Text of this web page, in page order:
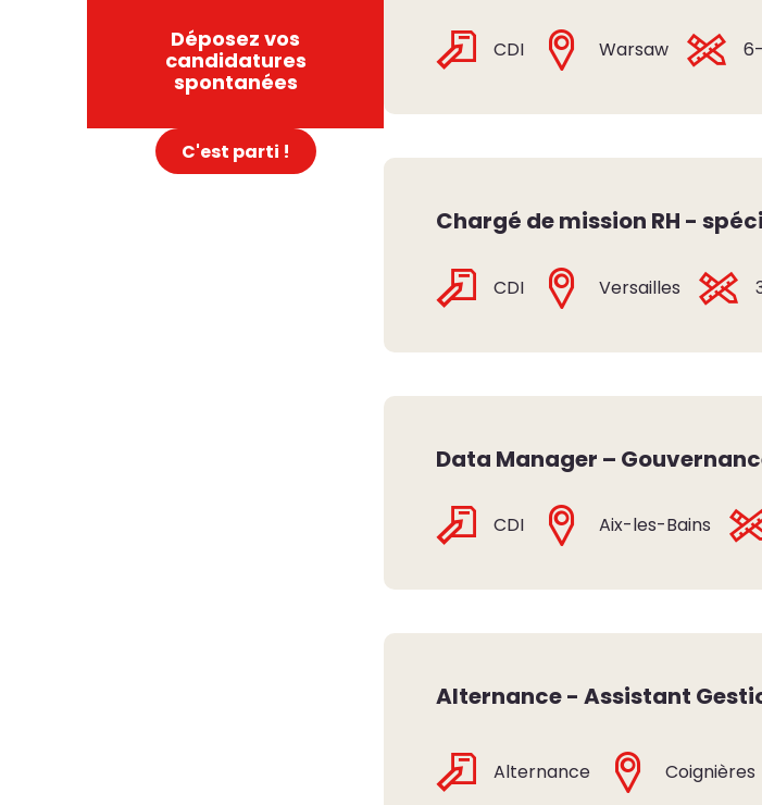
Déposez vos
candidatures
spontanées
C'est parti !
CDI Warsaw
Chargé de mission RH -
CDI Versailles
Data Manager –
CDI Aix-les-Bains
Alternance - Assistant
Alternance Coignières